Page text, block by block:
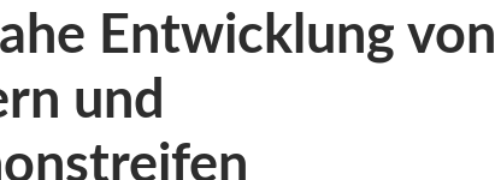
Entwicklung von
und